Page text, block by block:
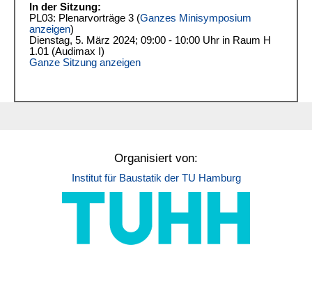
Organisiert von:
Institut für Baustatik der TU Hamburg
In der Sitzung:
PL03: Plenarvorträge 3 (Ganzes Minisymposium
anzeigen)
Dienstag, 5. März 2024; 09:00 - 10:00 Uhr in Raum H
1.01 (Audimax I)
Ganze Sitzung anzeigen